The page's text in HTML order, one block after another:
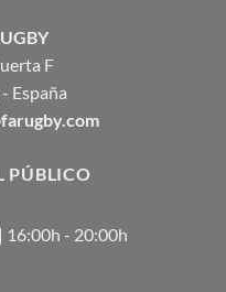
F
España
PÚBLICO
16:00h - 20:00h